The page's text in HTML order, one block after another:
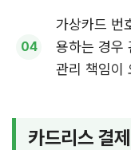
가상카드 번
용하는 경우
관리 책임이
카드리스 결